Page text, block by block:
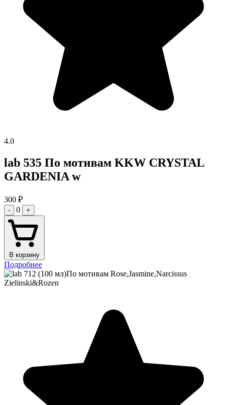
4.0
lab 535 По мотивам KKW CRYSTAL
GARDENIA w
300 ₽
- 0 +
В корзину
Подробнее